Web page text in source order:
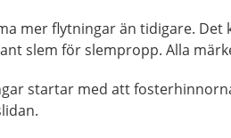
mer flytningar än tidigare. Det
slem för slempropp. Alla
startar med att